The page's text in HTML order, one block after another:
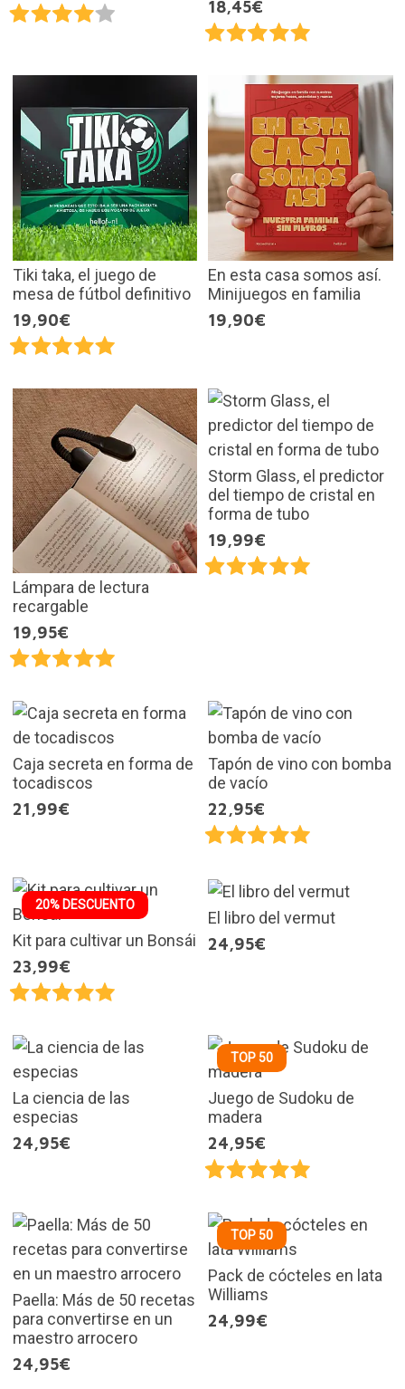
18,45€
Tiki taka, el juego de
mesa de fútbol definitivo
19,90€
En esta casa somos así.
Minijuegos en familia
19,90€
Lámpara de lectura
recargable
19,95€
Storm Glass, el predictor
del tiempo de cristal en
forma de tubo
19,99€
Caja secreta en forma de
tocadiscos
21,99€
Tapón de vino con bomba
de vacío
22,95€
20% DESCUENTO
Kit para cultivar un Bonsái
23,99€
El libro del vermut
24,95€
La ciencia de las
especias
24,95€
TOP 50
Juego de Sudoku de
madera
24,95€
Paella: Más de 50 recetas
para convertirse en un
maestro arrocero
24,95€
TOP 50
Pack de cócteles en lata
Williams
24,99€